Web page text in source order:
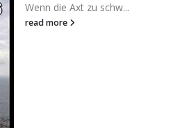
Wenn die Axt zu schw...
read more